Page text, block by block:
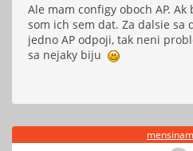
Ale mam configy oboch AP.
som ich sem dat. Za dalsie sa
jedno AP odpoji, tak neni
sa nejaky biju